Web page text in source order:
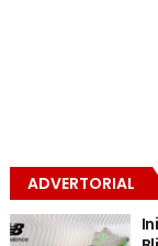
ADVERTORIAL